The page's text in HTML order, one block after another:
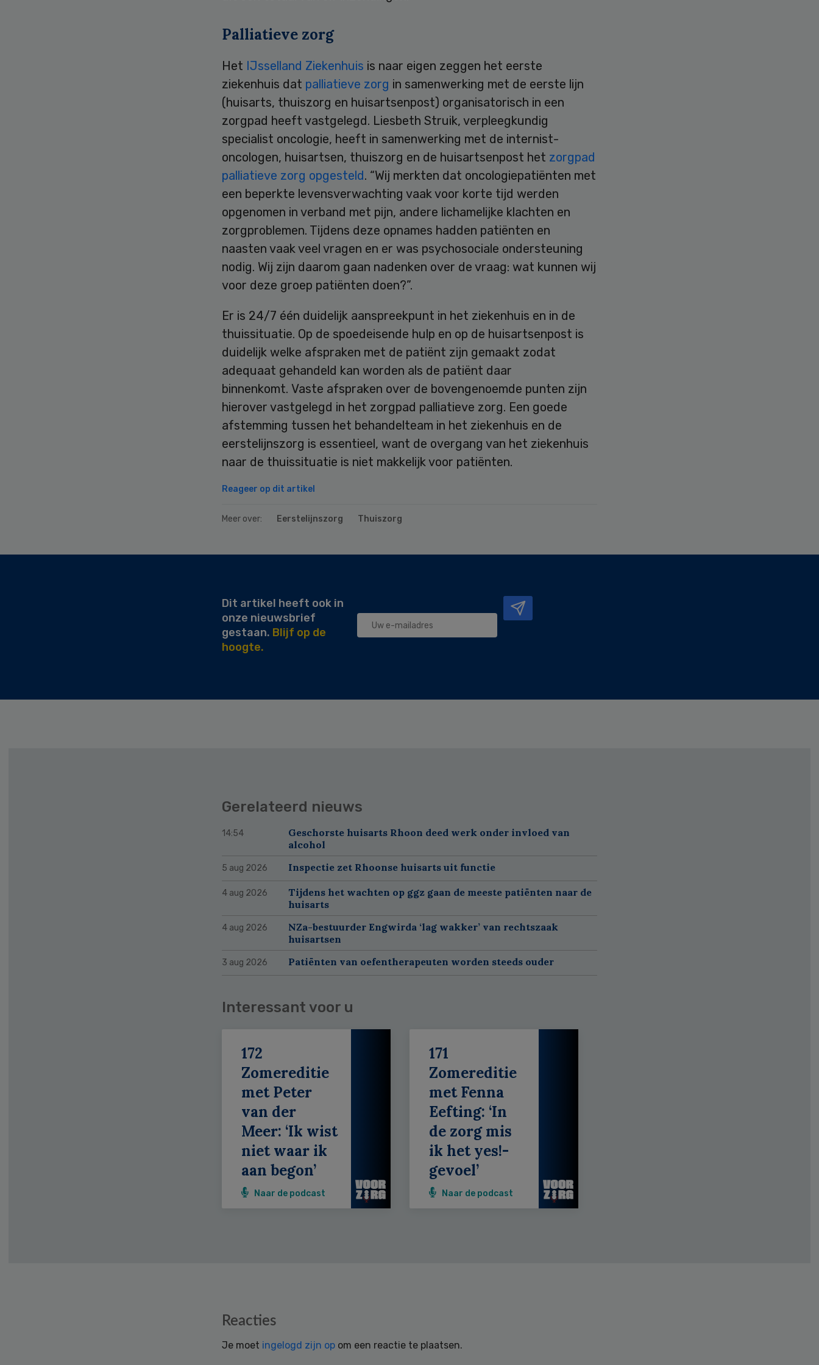
Palliatieve zorg
Het IJsselland Ziekenhuis is naar eigen zeggen het eerste
ziekenhuis dat palliatieve zorg in samenwerking met de eerste lijn
(huisarts, thuiszorg en huisartsenpost) organisatorisch in een
zorgpad heeft vastgelegd. Liesbeth Struik, verpleegkundig
specialist oncologie, heeft in samenwerking met de internist-
oncologen, huisartsen, thuiszorg en de huisartsenpost het zorgpad
palliatieve zorg opgesteld. “Wij merkten dat oncologiepatiënten met
een beperkte levensverwachting vaak voor korte tijd werden
opgenomen in verband met pijn, andere lichamelijke klachten en
zorgproblemen. Tijdens deze opnames hadden patiënten en
naasten vaak veel vragen en er was psychosociale ondersteuning
nodig. Wij zijn daarom gaan nadenken over de vraag: wat kunnen wij
voor deze groep patiënten doen?”.
Er is 24/7 één duidelijk aanspreekpunt in het ziekenhuis en in de
thuissituatie. Op de spoedeisende hulp en op de huisartsenpost is
duidelijk welke afspraken met de patiënt zijn gemaakt zodat
adequaat gehandeld kan worden als de patiënt daar
binnenkomt. Vaste afspraken over de bovengenoemde punten zijn
hierover vastgelegd in het zorgpad palliatieve zorg. Een goede
afstemming tussen het behandelteam in het ziekenhuis en de
eerstelijnszorg is essentieel, want de overgang van het ziekenhuis
naar de thuissituatie is niet makkelijk voor patiënten.
Reageer op dit artikel
Meer over: Eerstelijnszorg Thuiszorg
Dit artikel heeft ook in
onze nieuwsbrief
gestaan. Blijf op de
hoogte.
Gerelateerd nieuws
14:54
Geschorste huisarts Rhoon deed werk onder invloed van
alcohol
5 aug 2026 Inspectie zet Rhoonse huisarts uit functie
4 aug 2026
Tijdens het wachten op ggz gaan de meeste patiënten naar de
huisarts
4 aug 2026
NZa-bestuurder Engwirda ‘lag wakker’ van rechtszaak
huisartsen
3 aug 2026 Patiënten van oefentherapeuten worden steeds ouder
Interessant voor u
172
Zomereditie
met Peter
van der
Meer: ‘Ik wist
niet waar ik
aan begon’
Naar de podcast
171
Zomereditie
met Fenna
Eefting: ‘In
de zorg mis
ik het yes!-
gevoel’
Naar de podcast
Reacties
Je moet ingelogd zijn op om een reactie te plaatsen.